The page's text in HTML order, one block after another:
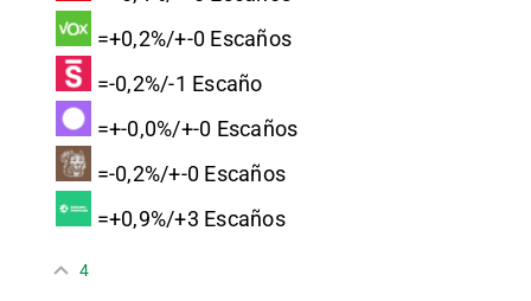
=+0,2%/+-0 Escaños
=-0,2%/-1 Escaño
=+-0,0%/+-0 Escaños
=-0,2%/+-0 Escaños
=+0,9%/+3 Escaños
4